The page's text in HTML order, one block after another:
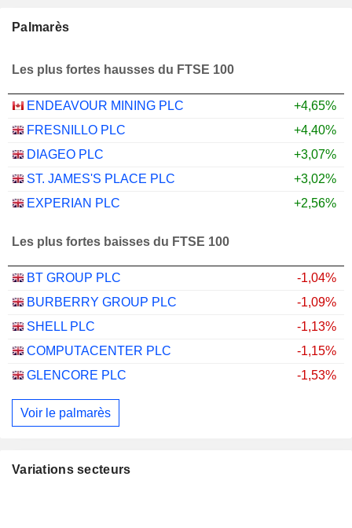
Palmarès
Les plus fortes hausses du FTSE 100
ENDEAVOUR MINING PLC
+4,65%
FRESNILLO PLC
+4,40%
DIAGEO PLC
+3,07%
ST. JAMES'S PLACE PLC
+3,02%
EXPERIAN PLC
+2,56%
Les plus fortes baisses du FTSE 100
BT GROUP PLC
-1,04%
BURBERRY GROUP PLC
-1,09%
SHELL PLC
-1,13%
COMPUTACENTER PLC
-1,15%
GLENCORE PLC
-1,53%
Voir le palmarès
Variations secteurs